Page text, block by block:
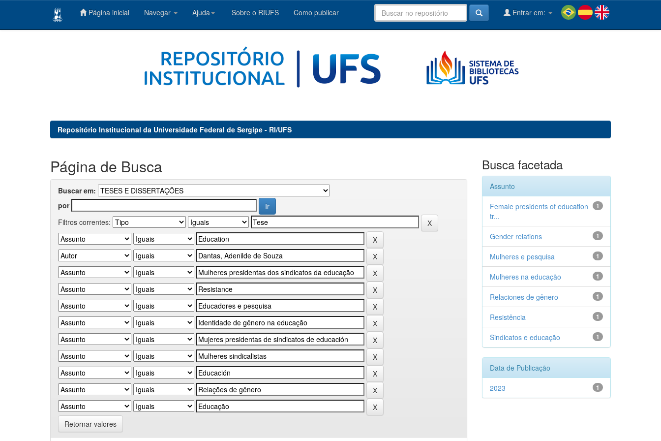
Página inicial Navegar Ajuda Sobre o RIUFS Como publicar Entrar em:
Repositório Institucional da Universidade Federal de Sergipe - RI/UFS
Página de Busca
Buscar em:
por
Filtros correntes:
Retornar valores
Busca facetada
Assunto
1
Female presidents of education
tr...
1
Gender relations
1
Mulheres e pesquisa
1
Mulheres na educação
1
Relaciones de gênero
1
Resistência
1
Sindicatos e educação
Data de Publicação
1
2023